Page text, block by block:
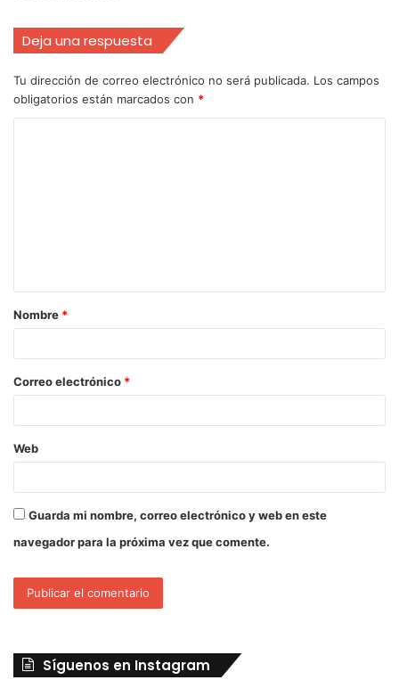
Deja una respuesta
Tu dirección de correo electrónico no será publicada. Los campos
obligatorios están marcados con *
Nombre *
Correo electrónico *
Web
Guarda mi nombre, correo electrónico y web en este
navegador para la próxima vez que comente.
Síguenos en Instagram